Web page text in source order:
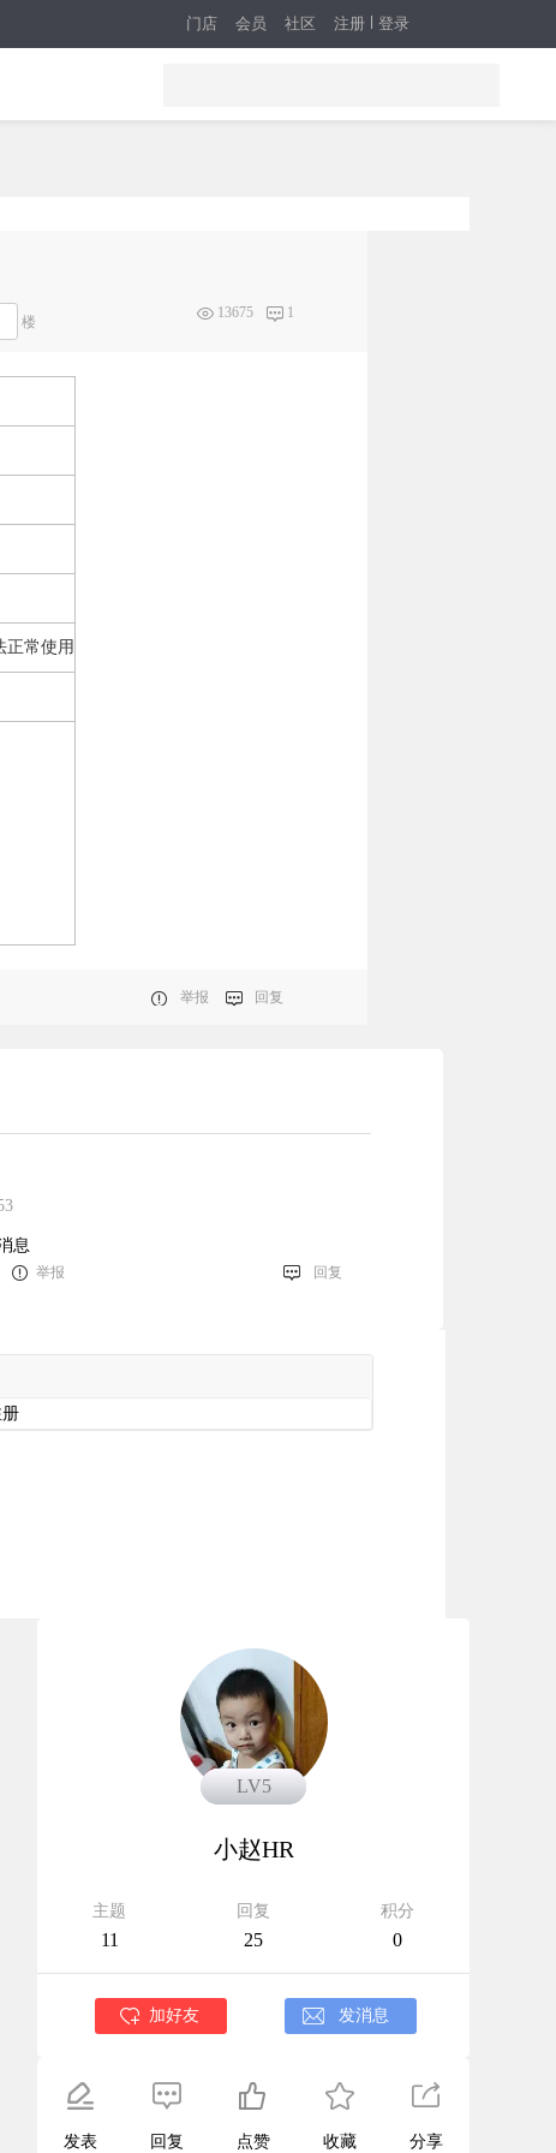
注册 登录
门店 会员 社区
楼
13675 1
正常使用
举报 回复
息
回复
举报
LV5
LV5
小赵HR
主题
11
回复
25
积分
0
加好友 发消息
发表 回复 点赞 收藏 分享